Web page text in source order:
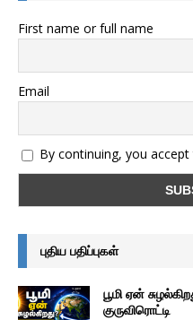
First name or full name
Email
By continuing, you
புதிய பதிப்புகள்
பூமி ஏன்
குருவிரொட்டி